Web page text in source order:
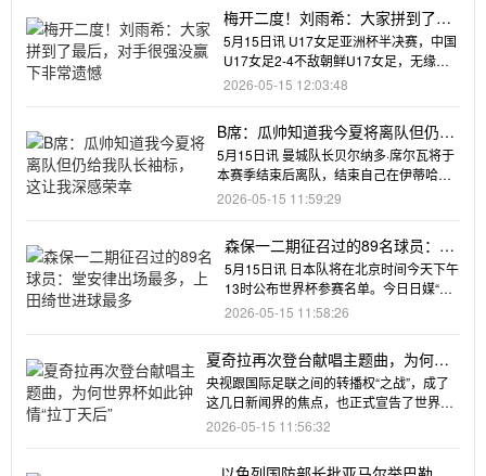
梅开二度！刘雨希：大家拼到了最
后，对手很强没赢下非常遗憾
5月15日讯 U17女足亚洲杯半决赛，中国
U17女足2-4不敌朝鲜U17女足，无缘决
赛。据《足球报》
2026-05-15 12:03:48
B席：瓜帅知道我今夏将离队但仍给
我队长袖标，这让我深感荣幸
5月15日讯 曼城队长贝尔纳多·席尔瓦将于
本赛季结束后离队，结束自己在伊蒂哈德
球场长达9年的职业生涯
2026-05-15 11:59:29
森保一二期征召过的89名球员：堂
安律出场最多，上田绮世进球最多
5月15日讯 日本队将在北京时间今天下午
13时公布世界杯参赛名单。今日日媒“日
刊体育”列出了森保一第
2026-05-15 11:58:26
夏奇拉再次登台献唱主题曲，为何世
界杯如此钟情“拉丁天后”
央视跟国际足联之间的转播权“之战”，成了
这几日新闻界的焦点，也正式宣告了世界杯
大赛的临近。还有几周，
2026-05-15 11:56:32